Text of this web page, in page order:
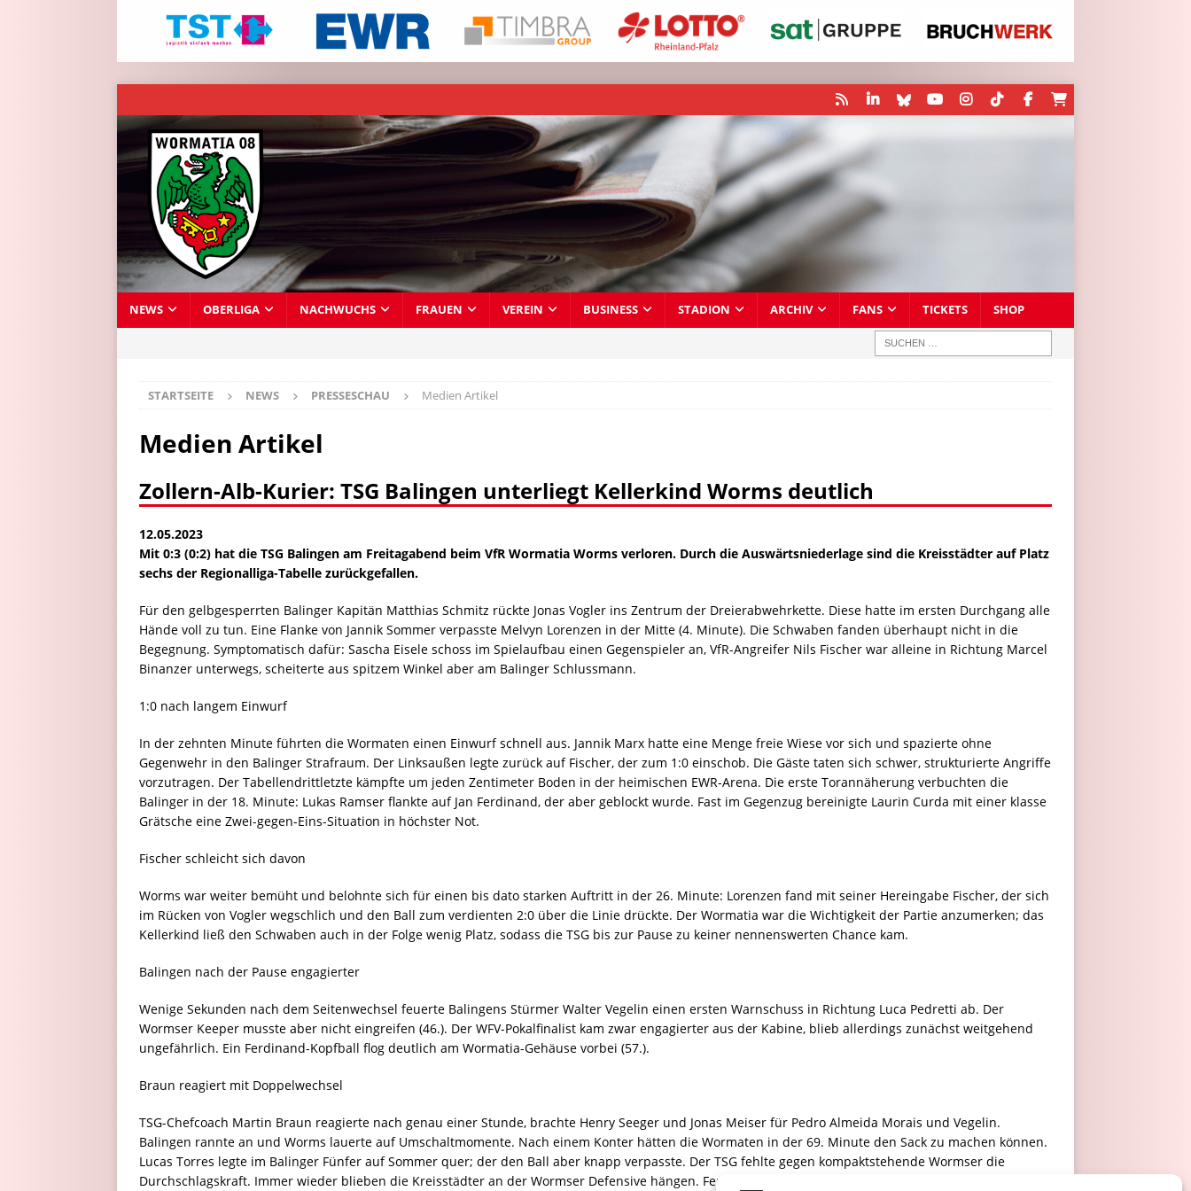
NEWS OBERLIGA NACHWUCHS FRAUEN VEREIN BUSINESS STADION ARCHIV FANS TICKETS SHOP
STARTSEITE NEWS PRESSESCHAU Medien Artikel
Medien Artikel
Zollern-Alb-Kurier: TSG Balingen unterliegt Kellerkind Worms deutlich
12.05.2023
Mit 0:3 (0:2) hat die TSG Balingen am Freitagabend beim VfR Wormatia Worms verloren. Durch die Auswärtsniederlage sind die Kreisstädter auf Platz
sechs der Regionalliga-Tabelle zurückgefallen.
Für den gelbgesperrten Balinger Kapitän Matthias Schmitz rückte Jonas Vogler ins Zentrum der Dreierabwehrkette. Diese hatte im ersten Durchgang alle
Hände voll zu tun. Eine Flanke von Jannik Sommer verpasste Melvyn Lorenzen in der Mitte (4. Minute). Die Schwaben fanden überhaupt nicht in die
Begegnung. Symptomatisch dafür: Sascha Eisele schoss im Spielaufbau einen Gegenspieler an, VfR-Angreifer Nils Fischer war alleine in Richtung Marcel
Binanzer unterwegs, scheiterte aus spitzem Winkel aber am Balinger Schlussmann.
1:0 nach langem Einwurf
In der zehnten Minute führten die Wormaten einen Einwurf schnell aus. Jannik Marx hatte eine Menge freie Wiese vor sich und spazierte ohne
Gegenwehr in den Balinger Strafraum. Der Linksaußen legte zurück auf Fischer, der zum 1:0 einschob. Die Gäste taten sich schwer, strukturierte Angriffe
vorzutragen. Der Tabellendrittletzte kämpfte um jeden Zentimeter Boden in der heimischen EWR-Arena. Die erste Torannäherung verbuchten die
Balinger in der 18. Minute: Lukas Ramser flankte auf Jan Ferdinand, der aber geblockt wurde. Fast im Gegenzug bereinigte Laurin Curda mit einer klasse
Grätsche eine Zwei-gegen-Eins-Situation in höchster Not.
Fischer schleicht sich davon
Worms war weiter bemüht und belohnte sich für einen bis dato starken Auftritt in der 26. Minute: Lorenzen fand mit seiner Hereingabe Fischer, der sich
im Rücken von Vogler wegschlich und den Ball zum verdienten 2:0 über die Linie drückte. Der Wormatia war die Wichtigkeit der Partie anzumerken; das
Kellerkind ließ den Schwaben auch in der Folge wenig Platz, sodass die TSG bis zur Pause zu keiner nennenswerten Chance kam.
Balingen nach der Pause engagierter
Wenige Sekunden nach dem Seitenwechsel feuerte Balingens Stürmer Walter Vegelin einen ersten Warnschuss in Richtung Luca Pedretti ab. Der
Wormser Keeper musste aber nicht eingreifen (46.). Der WFV-Pokalfinalist kam zwar engagierter aus der Kabine, blieb allerdings zunächst weitgehend
ungefährlich. Ein Ferdinand-Kopfball flog deutlich am Wormatia-Gehäuse vorbei (57.).
Braun reagiert mit Doppelwechsel
TSG-Chefcoach Martin Braun reagierte nach genau einer Stunde, brachte Henry Seeger und Jonas Meiser für Pedro Almeida Morais und Vegelin.
Balingen rannte an und Worms lauerte auf Umschaltmomente. Nach einem Konter hätten die Wormaten in der 69. Minute den Sack zu machen können.
Lucas Torres legte im Balinger Fünfer auf Sommer quer; der den Ball aber knapp verpasste. Der TSG fehlte gegen kompaktstehende Wormser die
Durchschlagskraft. Immer wieder blieben die Kreisstädter an der Wormser Defensive hängen. Ferdinand probierte es nach einer Flanke per